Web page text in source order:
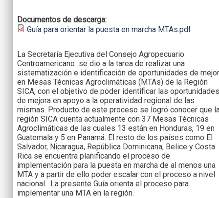
Documentos de descarga:
Guía para orientar la puesta en marcha MTAs.pdf
La Secretaría Ejecutiva del Consejo Agropecuario
Centroamericano se dio a la tarea de realizar una
sistematización e identificación de oportunidades de
en Mesas Técnicas Agroclimáticas (MTAs) de la Región
SICA, con el objetivo de poder identificar las oportunidades
de mejora en apoyo a la operatividad regional de las
mismas. Producto de este proceso se logró conocer que
región SICA cuenta actualmente con 37 Mesas Técnicas
Agroclimáticas de las cuales 13 están en Honduras, 19 en
Guatemala y 5 en Panamá. El resto de los países como El
Salvador, Nicaragua, República Dominicana, Belice y Costa
Rica se encuentra planificando el proceso de
implementación para la puesta en marcha de al menos una
MTA y a partir de ello poder escalar con el proceso a nivel
nacional. La presente Guía orienta el proceso para
implementar una MTA en la región.